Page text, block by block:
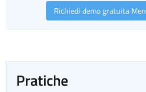
Richiedi demo gratuita
Pratiche